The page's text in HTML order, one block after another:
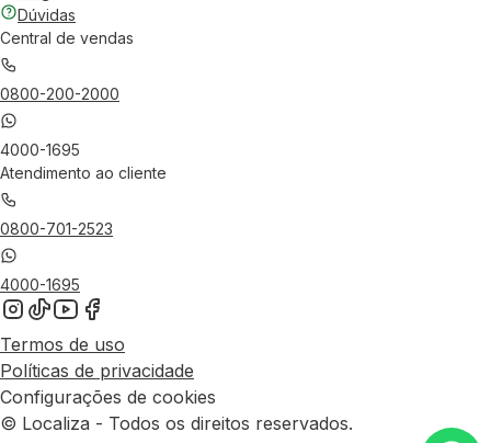
Dúvidas
Central de vendas
0800-200-2000
4000-1695
Atendimento ao cliente
0800-701-2523
4000-1695
Termos de uso
Políticas de privacidade
Configurações de cookies
© Localiza - Todos os direitos reservados.